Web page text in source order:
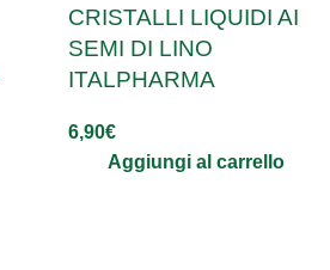
CRISTALLI LIQUIDI AI
SEMI DI LINO
ITALPHARMA
6,90€
Aggiungi al carrello